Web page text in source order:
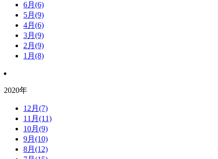
6月(6)
5月(9)
4月(6)
3月(9)
2月(9)
1月(8)
2020年
12月(7)
11月(11)
10月(9)
9月(10)
8月(12)